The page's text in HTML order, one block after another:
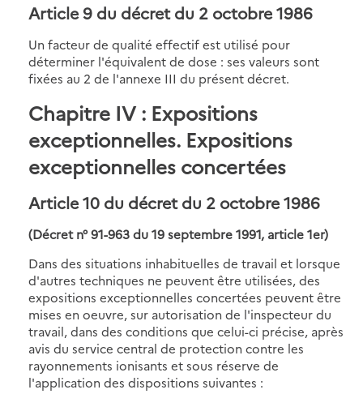
Article 9 du décret du 2 octobre 1986
Un facteur de qualité effectif est utilisé pour
déterminer l'équivalent de dose : ses valeurs sont
fixées au 2 de l'annexe III du présent décret.
Chapitre IV : Expositions
exceptionnelles. Expositions
exceptionnelles concertées
Article 10 du décret du 2 octobre 1986
(Décret n° 91-963 du 19 septembre 1991, article 1er)
Dans des situations inhabituelles de travail et lorsque
d'autres techniques ne peuvent être utilisées, des
expositions exceptionnelles concertées peuvent être
mises en oeuvre, sur autorisation de l'inspecteur du
travail, dans des conditions que celui-ci précise, après
avis du service central de protection contre les
rayonnements ionisants et sous réserve de
l'application des dispositions suivantes :